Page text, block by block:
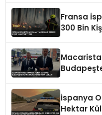
Fransa
300 Bin
İspanya
Hektar